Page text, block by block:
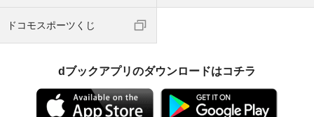
ドコモスポーツくじ
dブックアプリのダウンロードはコチラ